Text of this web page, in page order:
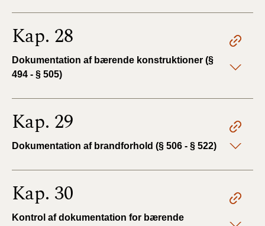
Kap. 28
Dokumentation af bærende konstruktioner (§
494 - § 505)
Kap. 29
Dokumentation af brandforhold (§ 506 - § 522)
Kap. 30
Kontrol af dokumentation for bærende